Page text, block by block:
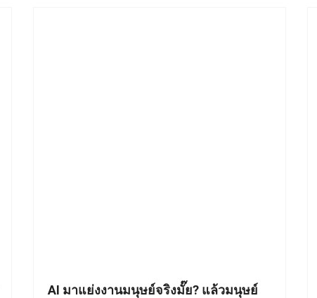
AI มาแย่งงานมนุษย์จริงมั๊ย? แล้วมนุษย์